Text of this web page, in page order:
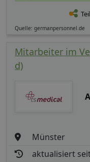
Quelle: germanpersonnel.de
Mitarbeiter im
d)
Münster
aktualisiert